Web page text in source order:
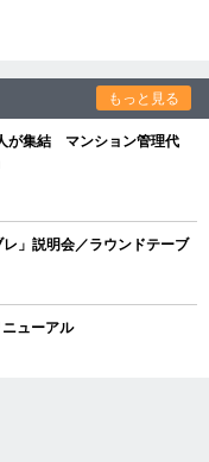
もっと見る
が集結 マンション管理代
」説明会／ラウンドテーブ
ューアル